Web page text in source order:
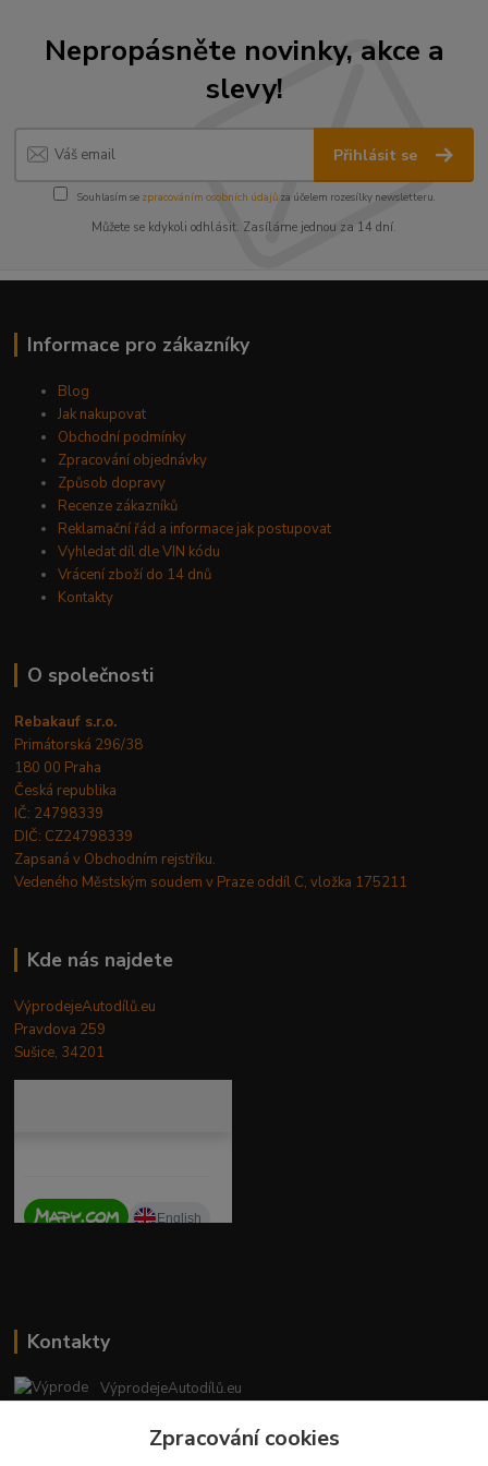
Nepropásněte novinky, akce a
slevy!
Přihlásit se
Souhlasím se zpracováním osobních údajůza účelem rozesílky newsletteru.
Můžete se kdykoli odhlásit. Zasíláme jednou za 14 dní.
Informace pro zákazníky
Blog
Jak nakupovat
Obchodní podmínky
Zpracování objednávky
Způsob dopravy
Recenze zákazníků
Reklamační řád a informace jak postupovat
Vyhledat díl dle VIN kódu
Vrácení zboží do 14 dnů
Kontakty
O společnosti
Rebakauf s.r.o.
Primátorská 296/38
180 00 Praha
Česká republika
IČ: 24798339
DIČ: CZ24798339
Zapsaná v Obchodním rejstříku.
Vedeného Městským soudem v Praze oddíl C, vložka 175211
Kde nás najdete
VýprodejeAutodílů.eu
Pravdova 259
Sušice, 34201
Kontakty
VýprodejeAutodílů.eu
(Po-Pá, 9-16 hod.)
Zpracování cookies